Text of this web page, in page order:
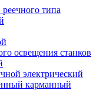
типа
освещения станков
электрический
карманный